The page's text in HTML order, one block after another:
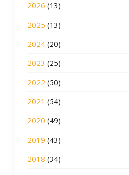
2026 (13)
2025 (13)
2024 (20)
2023 (25)
2022 (50)
2021 (54)
2020 (49)
2019 (43)
2018 (34)